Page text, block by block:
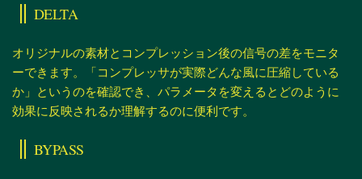
DELTA
オリジナルの素材とコンプレッション後の信号の差をモニタ
ーできます。「コンプレッサが実際どんな風に圧縮している
か」というのを確認でき、パラメータを変えるとどのように
効果に反映されるか理解するのに便利です。
BYPASS